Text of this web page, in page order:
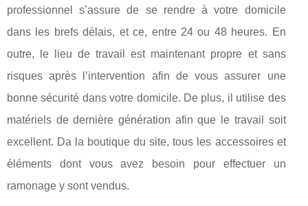
professionnel s’assure de se rendre à votre domicile
dans les brefs délais, et ce, entre 24 ou 48 heures. En
outre, le lieu de travail est maintenant propre et sans
risques après l’intervention afin de vous assurer une
bonne sécurité dans votre domicile. De plus, il utilise des
matériels de dernière génération afin que le travail soit
excellent. Da la boutique du site, tous les accessoires et
éléments dont vous avez besoin pour effectuer un
ramonage y sont vendus.